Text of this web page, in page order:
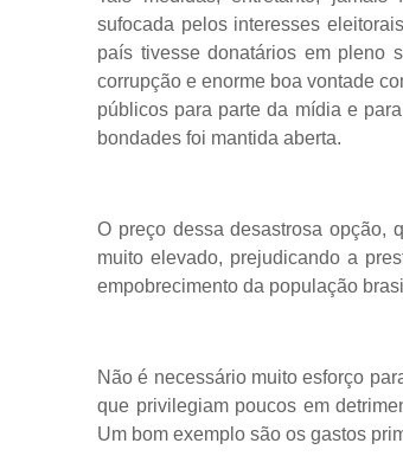
sufocada pelos interesses
país tivesse donatários em pleno
corrupção e enorme boa vontade
públicos para parte da mídia e
bondades foi mantida aberta.
O preço dessa desastrosa opção,
muito elevado, prejudicando a
empobrecimento da população
Não é necessário muito esforço
que privilegiam poucos em
Um bom exemplo são os gastos